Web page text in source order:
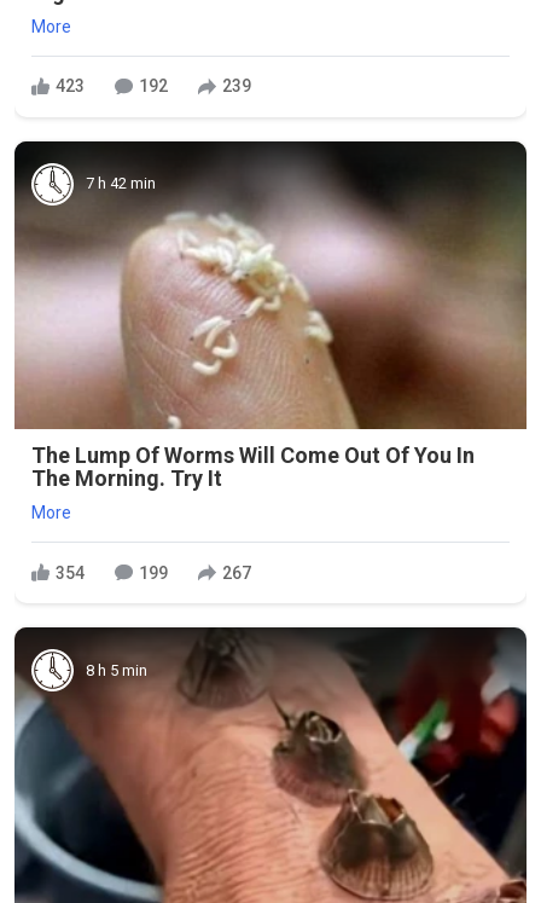
More
423 192 239
7 h 42 min
The Lump Of Worms Will Come Out Of You In
The Morning. Try It
More
354 199 267
8 h 5 min